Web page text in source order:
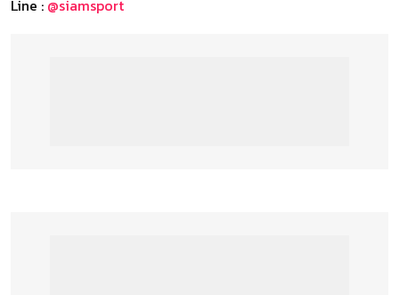
Line : @siamsport